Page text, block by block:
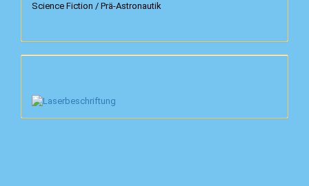
Science Fiction / Prä-Astronautik